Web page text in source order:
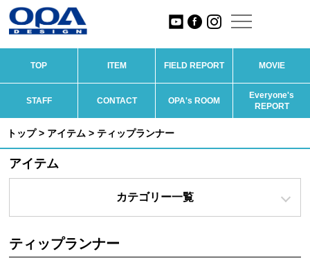
TOP ITEM FIELD REPORT MOVIE
STAFF CONTACT OPA's ROOM
Everyone's
REPORT
トップ> アイテム > ティップランナー
アイテム
カテゴリー一覧
ティップランナー